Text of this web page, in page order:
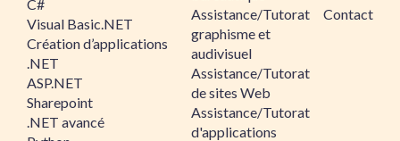
C#
Visual Basic.NET
Création d’applications
.NET
ASP.NET
Sharepoint
.NET avancé
Assistance/Tutorat
graphisme et
audivisuel
Assistance/Tutorat
de sites Web
Assistance/Tutorat
d'applications
Contact